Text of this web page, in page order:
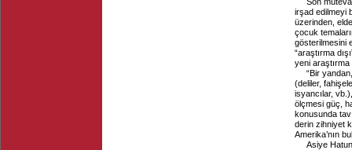
irşad edilmeyi
üzerinden,
çocuk
gösterilmesini
“araştırma
yeni araştırma
“Bir
(deliler,
isyancılar,
ölçmesi güç,
konusunda
derin zihniyet
Amerika’nın
Asiye